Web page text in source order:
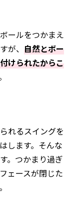
ールをつかまえ
が、 自然とボー
けられたからこ
れるスイングを
します。そんな
。つかまり過ぎ
ェースが閉じた